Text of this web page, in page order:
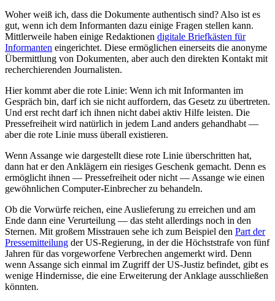
Woher weiß ich, dass die Dokumente authentisch sind? Also ist es
gut, wenn ich dem Informanten dazu einige Fragen stellen kann.
Mittlerweile haben einige Redaktionen digitale Briefkästen für
Informanten eingerichtet. Diese ermöglichen einerseits die anonyme
Übermittlung von Dokumenten, aber auch den direkten Kontakt mit
recherchierenden Journalisten.
Hier kommt aber die rote Linie: Wenn ich mit Informanten im
Gespräch bin, darf ich sie nicht auffordern, das Gesetz zu übertreten.
Und erst recht darf ich ihnen nicht dabei aktiv Hilfe leisten. Die
Pressefreiheit wird natürlich in jedem Land anders gehandhabt —
aber die rote Linie muss überall existieren.
Wenn Assange wie dargestellt diese rote Linie überschritten hat,
dann hat er den Anklägern ein riesiges Geschenk gemacht. Denn es
ermöglicht ihnen — Pressefreiheit oder nicht — Assange wie einen
gewöhnlichen Computer-Einbrecher zu behandeln.
Ob die Vorwürfe reichen, eine Auslieferung zu erreichen und am
Ende dann eine Verurteilung — das steht allerdings noch in den
Sternen. Mit großem Misstrauen sehe ich zum Beispiel den Part der
Pressemitteilung der US-Regierung, in der die Höchststrafe von fünf
Jahren für das vorgeworfene Verbrechen angemerkt wird. Denn
wenn Assange sich einmal im Zugriff der US-Justiz befindet, gibt es
wenige Hindernisse, die eine Erweiterung der Anklage ausschließen
könnten.